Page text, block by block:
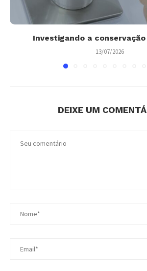
Investigando a
13/07/2026
DEIXE UM